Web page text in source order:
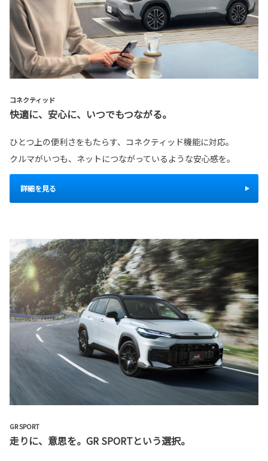
コネクティッド
快適に、安心に、いつでもつながる。
ひとつ上の便利さをもたらす、コネクティッド機能に対応。
クルマがいつも、ネットにつながっているような安心感を。
詳細を見る
GR SPORT
走りに、意思を。GR SPORTという選択。